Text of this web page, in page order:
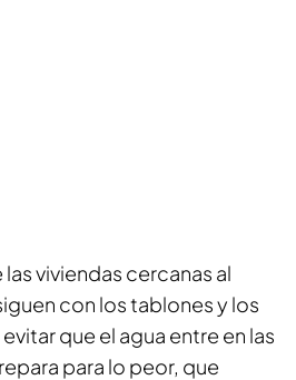
viviendas cercanas al
con los tablones y los
que el agua entre en las
para lo peor, que